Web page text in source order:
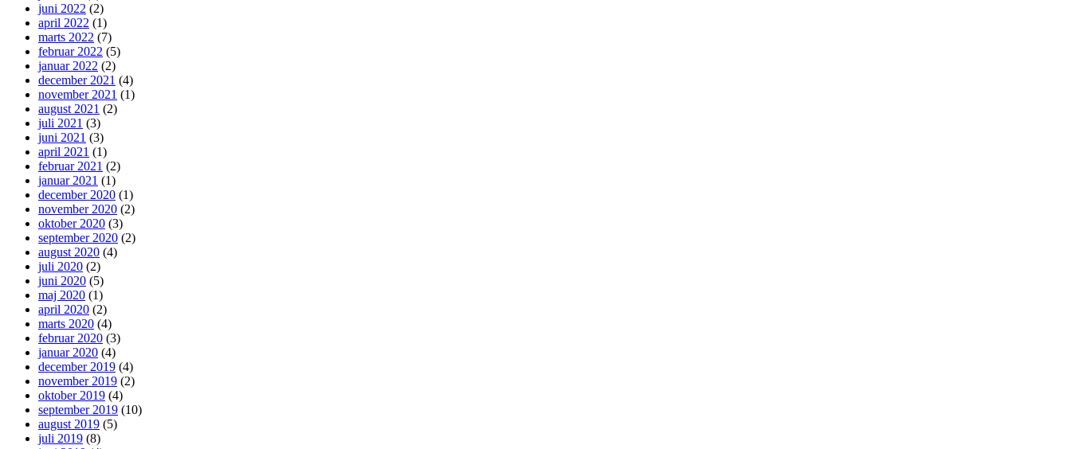
juni 2022 (2)
april 2022 (1)
marts 2022 (7)
februar 2022 (5)
januar 2022 (2)
december 2021 (4)
november 2021 (1)
august 2021 (2)
juli 2021 (3)
juni 2021 (3)
april 2021 (1)
februar 2021 (2)
januar 2021 (1)
december 2020 (1)
november 2020 (2)
oktober 2020 (3)
september 2020 (2)
august 2020 (4)
juli 2020 (2)
juni 2020 (5)
maj 2020 (1)
april 2020 (2)
marts 2020 (4)
februar 2020 (3)
januar 2020 (4)
december 2019 (4)
november 2019 (2)
oktober 2019 (4)
september 2019 (10)
august 2019 (5)
juli 2019 (8)